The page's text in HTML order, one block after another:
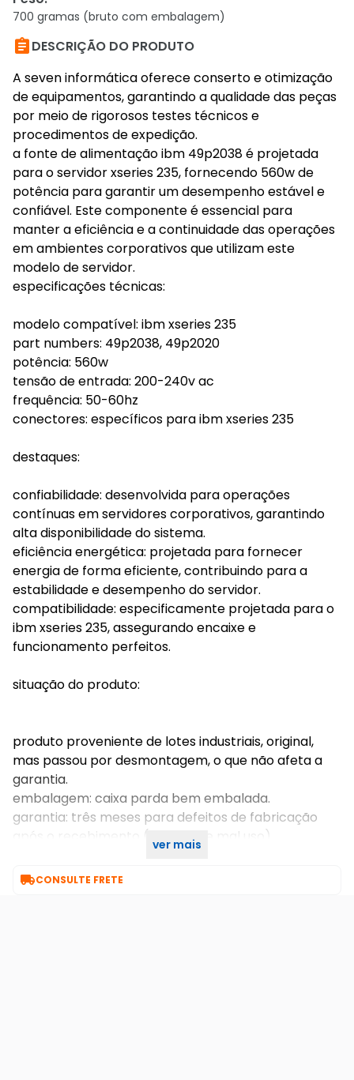
700 gramas (bruto com embalagem)
DESCRIÇÃO DO PRODUTO
A seven informática oferece conserto e otimização
de equipamentos, garantindo a qualidade das peças
por meio de rigorosos testes técnicos e
procedimentos de expedição.
a fonte de alimentação ibm 49p2038 é projetada
para o servidor xseries 235, fornecendo 560w de
potência para garantir um desempenho estável e
confiável. Este componente é essencial para
manter a eficiência e a continuidade das operações
em ambientes corporativos que utilizam este
modelo de servidor.
especificações técnicas:
modelo compatível: ibm xseries 235
part numbers: 49p2038, 49p2020
potência: 560w
tensão de entrada: 200-240v ac
frequência: 50-60hz
conectores: específicos para ibm xseries 235
destaques:
confiabilidade: desenvolvida para operações
contínuas em servidores corporativos, garantindo
alta disponibilidade do sistema.
eficiência energética: projetada para fornecer
energia de forma eficiente, contribuindo para a
estabilidade e desempenho do servidor.
compatibilidade: especificamente projetada para o
ibm xseries 235, assegurando encaixe e
funcionamento perfeitos.
situação do produto:
produto proveniente de lotes industriais, original,
mas passou por desmontagem, o que não afeta a
garantia.
embalagem: caixa parda bem embalada.
garantia: três meses para defeitos de fabricação
após o recebimento (não cobre mal uso).
ver mais
CONSULTE FRETE